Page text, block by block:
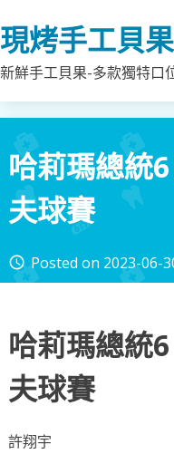
to
content
現烤手工貝
新鮮手工貝果-多款獨特口
哈莉瑪總統
夫球賽
access_time Posted on 2023-06-
哈莉瑪總統
夫球賽
許翔宇